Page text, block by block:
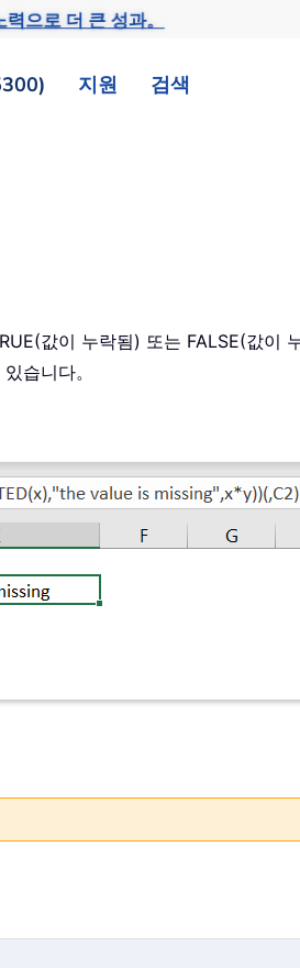
으로 더 큰 성과。
지원 검색
값이 누락됨) 또는 FALSE(값이
습니다。